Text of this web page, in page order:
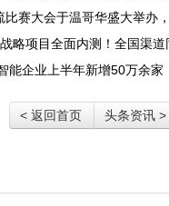
赛大会于温哥华盛大举办
略项目全面内测！全国渠
能企业上半年新增50万余家
< 返回首页 头条资讯 >